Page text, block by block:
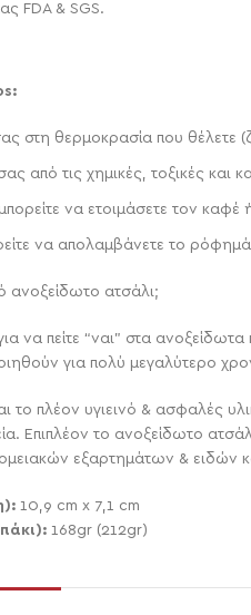
FDA & SGS.
στη θερμοκρασία που θέλετε
από τις χημικές, τοξικές
να ετοιμάσετε τον καφέ
να απολαμβάνετε το ρόφημά
ανοξείδωτο ατσάλι;
να πείτε “ναι” στα
για πολύ μεγαλύτερο
το πλέον υγιεινό & ασφαλές
Επιπλέον το ανοξείδωτο
εξαρτημάτων & ειδών
10,9 cm x 7,1 cm
168gr (212gr)